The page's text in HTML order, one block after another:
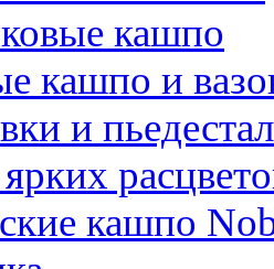
кашпо
кашпо и
и
кашпо